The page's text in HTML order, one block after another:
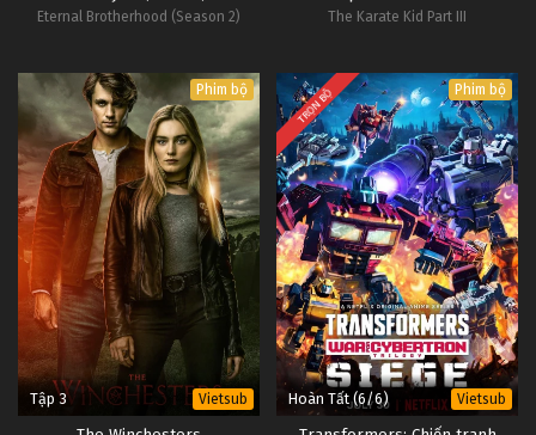
Eternal Brotherhood (Season 2) The Karate Kid Part III
Phim bộ
Tập 3 Vietsub
TRỌN BỘ Phim bộ
Hoàn Tất (6/6) Vietsub